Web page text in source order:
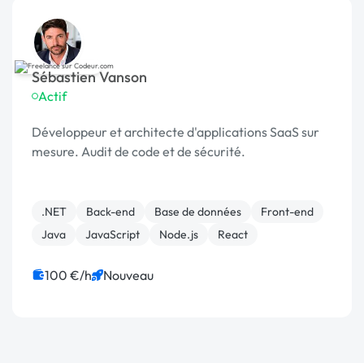
Sébastien Vanson
Actif
Développeur et architecte d'applications SaaS sur
mesure. Audit de code et de sécurité.
.NET Back-end Base de données
Front-end
Java
JavaScript Node.js React
100 €/h Nouveau